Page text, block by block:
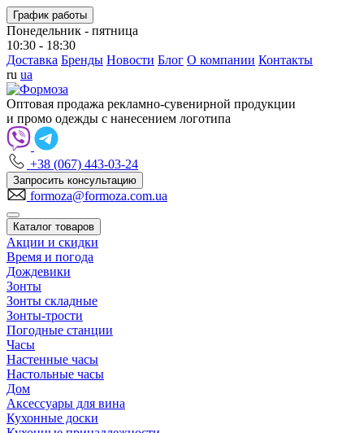
График работы
Понедельник - пятница
10:30 - 18:30
Доставка Бренды Новости Блог О компании Контакты
ru ua
Оптовая продажа рекламно-сувенирной продукции
и промо одежды с нанесением логотипа
+38 (067) 443-03-24
Запросить консультацию
formoza@formoza.com.ua
Каталог товаров
Акции и скидки
Время и погода
Дождевики
Зонты
Зонты складные
Зонты-трости
Погодные станции
Часы
Настенные часы
Настольные часы
Дом
Аксессуары для вина
Кухонные доски